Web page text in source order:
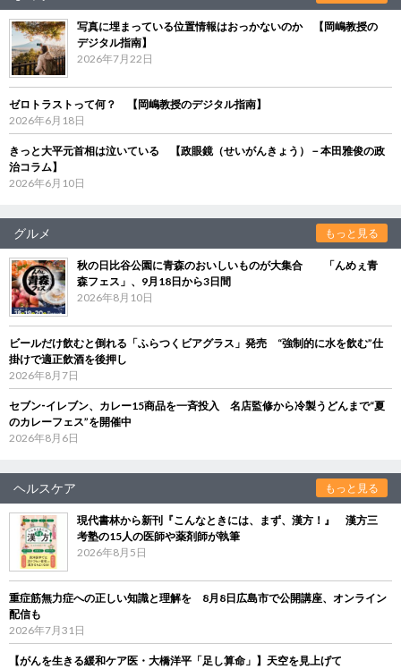
写真に埋まっている位置情報はおっかないのか 【岡嶋教授の
デジタル指南】
2026年7月22日
ゼロトラストって何？ 【岡嶋教授のデジタル指南】
2026年6月18日
きっと大平元首相は泣いている 【政眼鏡（せいがんきょう）－本田雅俊の政
治コラム】
2026年6月10日
グルメ もっと見る
秋の日比谷公園に青森のおいしいものが大集合 「んめぇ青
森フェス」、9月18日から3日間
2026年8月10日
ビールだけ飲むと倒れる「ふらつくビアグラス」発売 “強制的に水を飲む”仕
掛けで適正飲酒を後押し
2026年8月7日
セブン‐イレブン、カレー15商品を一斉投入 名店監修から冷製うどんまで“夏
のカレーフェス”を開催中
2026年8月6日
ヘルスケア もっと見る
現代書林から新刊『こんなときには、まず、漢方！』 漢方三
考塾の15人の医師や薬剤師が執筆
2026年8月5日
重症筋無力症への正しい知識と理解を 8月8日広島市で公開講座、オンライン
配信も
2026年7月31日
【がんを生きる緩和ケア医・大橋洋平「足し算命」】天空を見上げて